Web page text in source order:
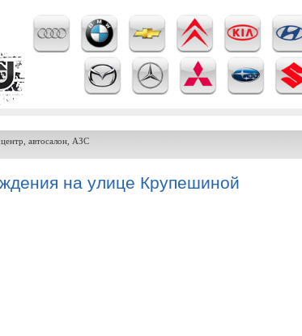
автосалон, АЗС
на улице Крупешиной